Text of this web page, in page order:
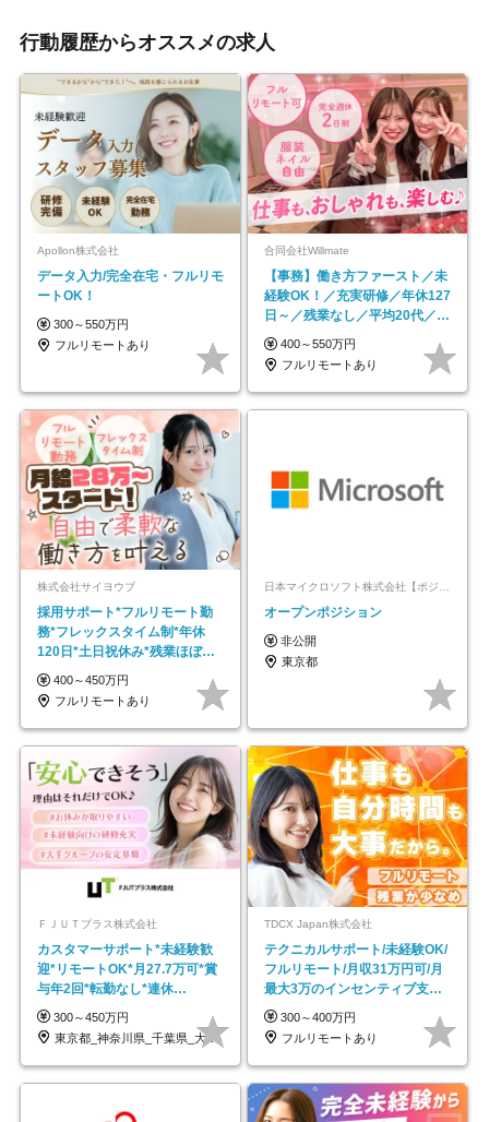
行動履歴からオススメの求人
Apollon株式会社
データ入力/完全在宅・フルリモ
ートOK！
300～550万円
フルリモートあり
合同会社Willmate
【事務】働き方ファースト／未
経験OK！／充実研修／年休127
日～／残業なし／平均20代／リ
モートOK
400～550万円
フルリモートあり
株式会社サイヨウブ
採用サポート*フルリモート勤
務*フレックスタイム制*年休
120日*土日祝休み*残業ほぼな
し*育児中社員8割以上
400～450万円
フルリモートあり
日本マイクロソフト株式会社【ポジションマッチ登録】
オープンポジション
非公開
東京都
ＦＪＵＴプラス株式会社
カスタマーサポート*未経験歓
迎*リモートOK*月27.7万可*賞
与年2回*転勤なし*連休
OK/ZE010232
300～450万円
東京都_神奈川県_千葉県_大阪府_愛知県…
TDCX Japan株式会社
テクニカルサポート/未経験OK/
フルリモート/月収31万円可/月
最大3万のインセンティブ支給/
平均年齢33歳
300～400万円
フルリモートあり